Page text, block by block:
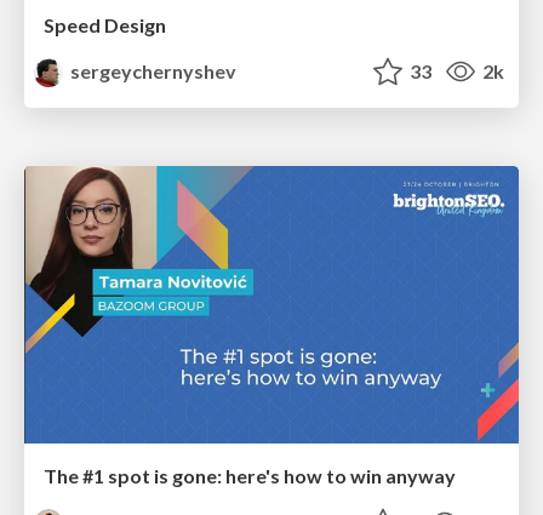
Speed Design
sergeychernyshev
33 2k
The #1 spot is gone: here's how to win anyway